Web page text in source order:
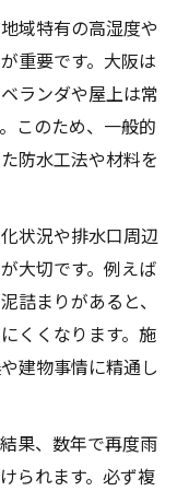
水工事のタイミ
漏りを予防する
不可欠
ダ掃除のコツ
保つ掃除習慣
毎日の掃除法
ンダ掃除方法
に大きく貢献
ポイント
域特有の高湿度や
重要です。大阪は
ランダや屋上は常
このため、一般的
防水工法や材料を
状況や排水口周辺
大切です。例えば
詰まりがあると、
くくなります。施
建物事情に精通し
果、数年で再度雨
られます。必ず複